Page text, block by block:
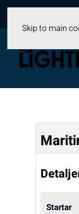
Skip to main
Startar